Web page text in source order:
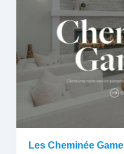
Les Cheminée